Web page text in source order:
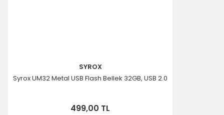
SYROX
Syrox UM32 Metal USB Flash Bellek 32GB, USB 2.0
499,00 TL